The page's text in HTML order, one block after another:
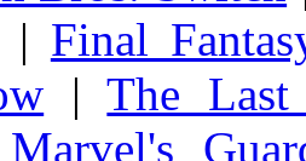
| Final
|The
Marvel's